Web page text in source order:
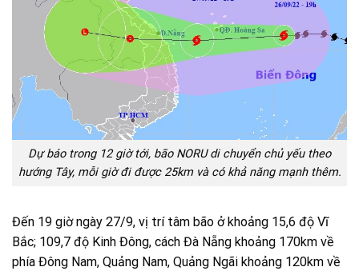
Dự báo trong 12 giờ tới, bão NORU di chuyển chủ yếu theo
hướng Tây, mỗi giờ đi được 25km và có khả năng mạnh thêm.
Đến 19 giờ ngày 27/9, vị trí tâm bão ở khoảng 15,6 độ Vĩ
Bắc; 109,7 độ Kinh Đông, cách Đà Nẵng khoảng 170km về
phía Đông Nam, Quảng Nam, Quảng Ngãi khoảng 120km về